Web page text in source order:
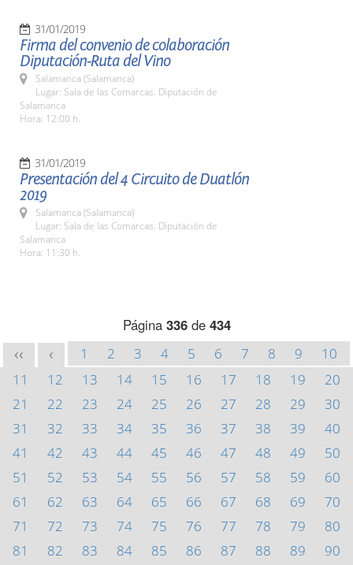
31/01/2019
Firma del convenio de colaboración
Diputación-Ruta del Vino
Salamanca (Salamanca)
Lugar: Sala de las Comarcas. Diputación de
Salamanca
Hora: 12:00 h.
31/01/2019
Presentación del 4 Circuito de Duatlón
2019
Salamanca (Salamanca)
Lugar: Sala de las Comarcas. Diputación de
Salamanca
Hora: 11:30 h.
Página 336de 434
<< < 1 2 3 4 5 6 7 8 9
10
11
12 13 14 15 16 17 18 19
20
21
22 23 24 25 26 27 28 29
30
31
32 33 34 35 36 37 38 39
40
41
42 43 44 45 46 47 48 49
50
51
52 53 54 55 56 57 58 59
60
61
62 63 64 65 66 67 68 69
70
71
72 73 74 75 76 77 78 79
80
81
82 83 84 85 86 87 88 89
90